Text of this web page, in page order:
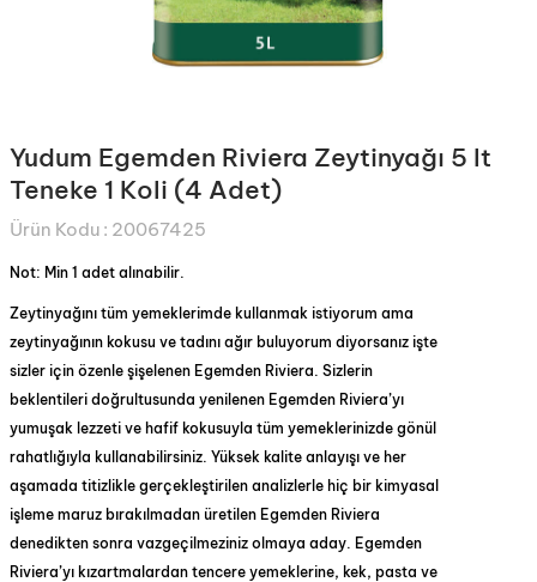
Yudum Egemden Riviera Zeytinyağı 5 lt
Teneke 1 Koli (4 Adet)
Ürün Kodu : 20067425
Zeytinyağını tüm yemeklerimde kullanmak istiyorum ama
zeytinyağının kokusu ve tadını ağır buluyorum diyorsanız işte
sizler için özenle şişelenen Egemden Riviera. Sizlerin
beklentileri doğrultusunda yenilenen Egemden Riviera’yı
yumuşak lezzeti ve hafif kokusuyla tüm yemeklerinizde gönül
rahatlığıyla kullanabilirsiniz. Yüksek kalite anlayışı ve her
aşamada titizlikle gerçekleştirilen analizlerle hiç bir kimyasal
işleme maruz bırakılmadan üretilen Egemden Riviera
denedikten sonra vazgeçilmeziniz olmaya aday. Egemden
Riviera’yı kızartmalardan tencere yemeklerine, kek, pasta ve
Not: Min 1 adet alınabilir.